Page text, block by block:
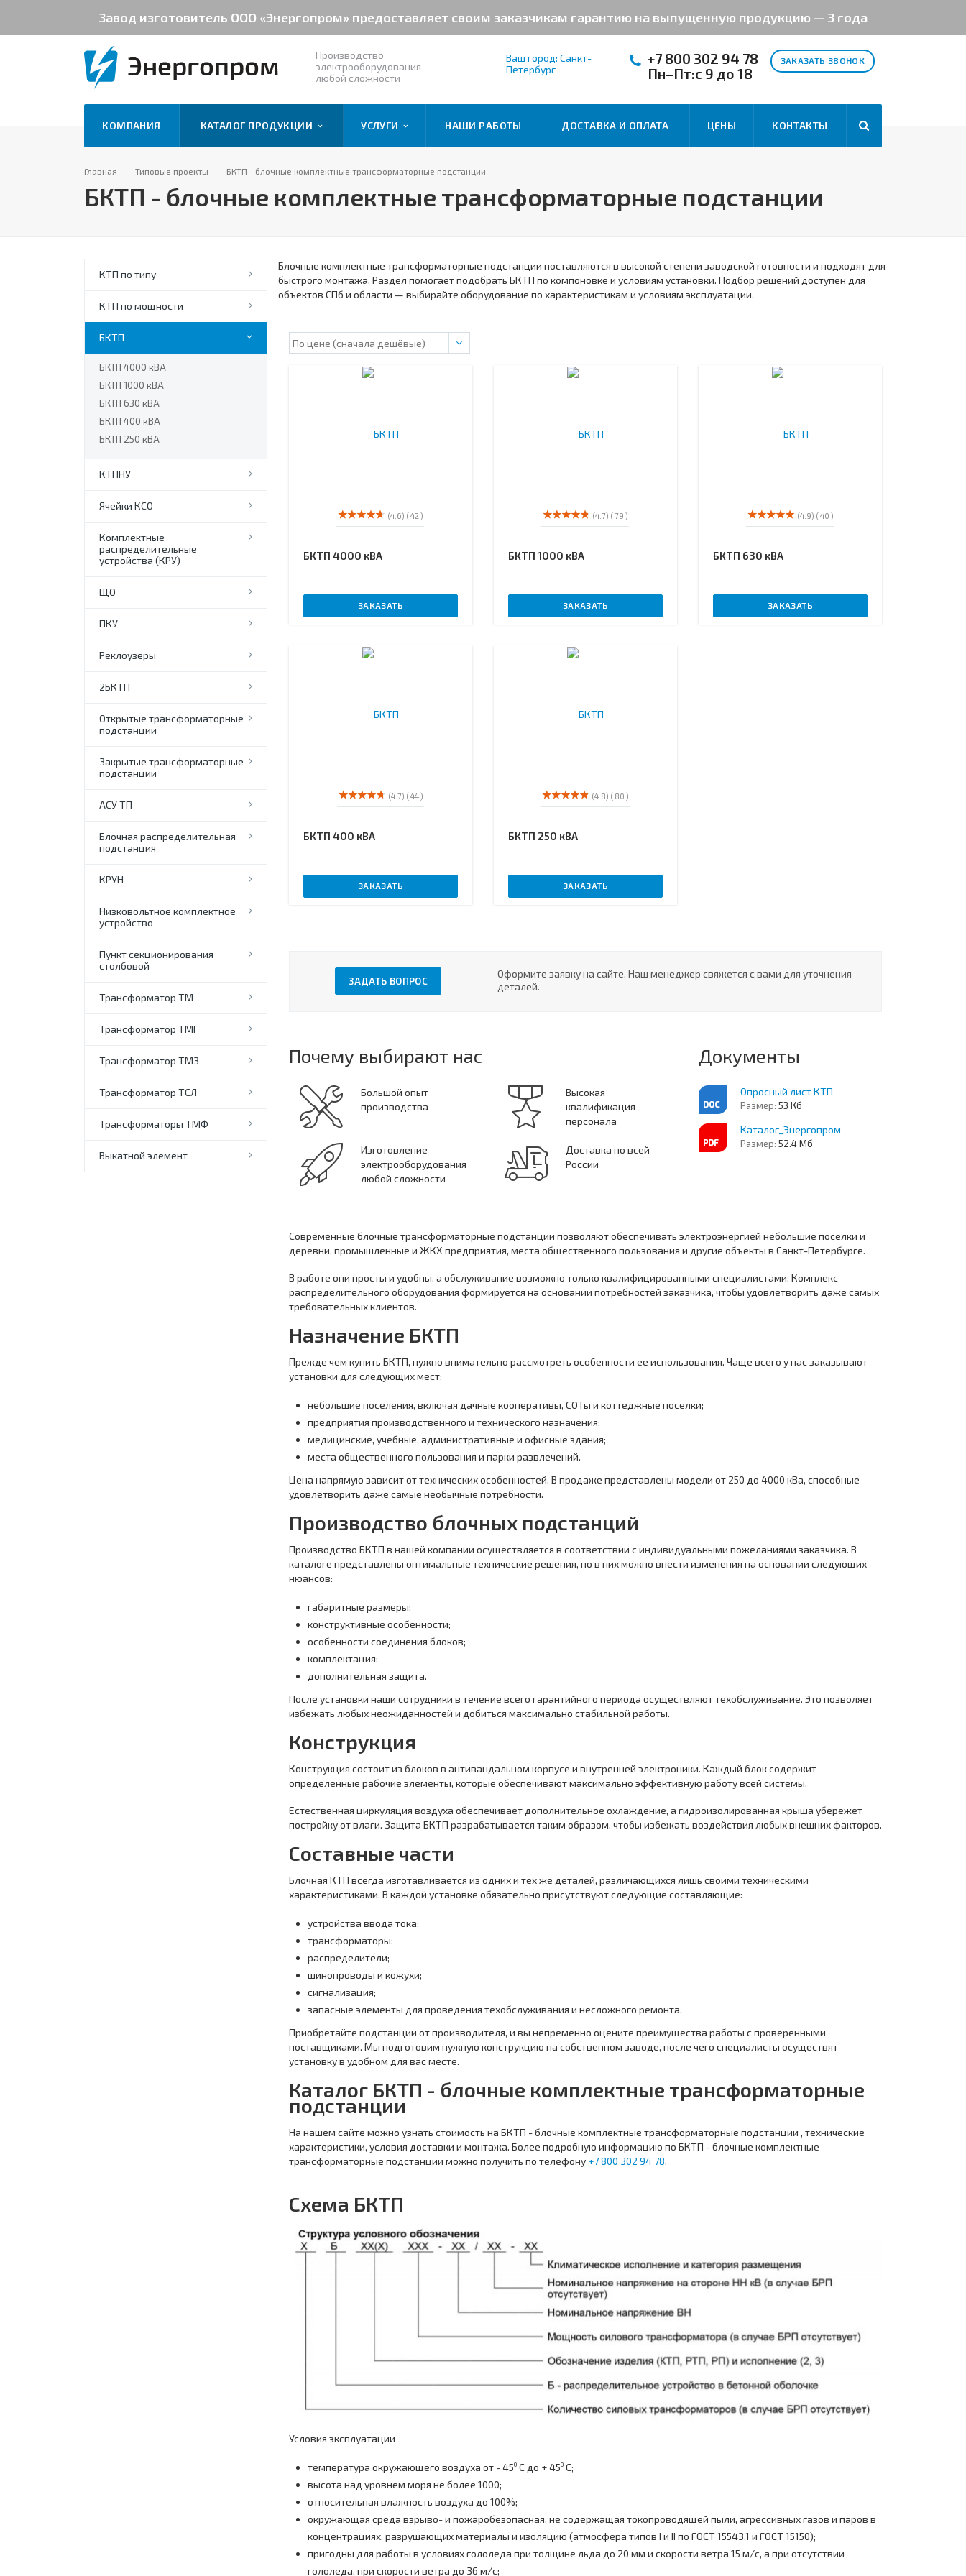
Завод изготовитель ООО «Энергопром» предоставляет своим заказчикам гарантию на выпущенную продукцию — 3 года
Производство
электрооборудования
любой сложности
ЗАКАЗАТЬ ЗВОНОК
Ваш город: Санкт-
Петербург
+7 800 302 94 78
Пн–Пт:с 9 до 18
КОМПАНИЯ КАТАЛОГ ПРОДУКЦИИ УСЛУГИ НАШИ РАБОТЫ ДОСТАВКА И ОПЛАТА ЦЕНЫ КОНТАКТЫ
Главная Типовые проекты БКТП - блочные комплектные трансформаторные подстанции
БКТП - блочные комплектные трансформаторные подстанции
КТП по типу
КТП по мощности
БКТП
БКТП 4000 кВА
БКТП 1000 кВА
БКТП 630 кВА
БКТП 400 кВА
БКТП 250 кВА
КТПНУ
Ячейки КСО
Комплектные
распределительные
устройства (КРУ)
ЩО
ПКУ
Реклоузеры
2БКТП
Открытые трансформаторные
подстанции
Закрытые трансформаторные
подстанции
АСУ ТП
Блочная распределительная
подстанция
КРУН
Низковольтное комплектное
устройство
Пункт секционирования
столбовой
Трансформатор ТМ
Трансформатор ТМГ
Трансформатор ТМЗ
Трансформатор ТСЛ
Трансформаторы ТМФ
Выкатной элемент
Блочные комплектные трансформаторные подстанции поставляются в высокой степени заводской готовности и подходят для
быстрого монтажа. Раздел помогает подобрать БКТП по компоновке и условиям установки. Подбор решений доступен для
объектов СПб и области — выбирайте оборудование по характеристикам и условиям эксплуатации.
(4.6) ( 42 )
БКТП 4000 кВА
ЗАКАЗАТЬ
(4.7) ( 79 )
БКТП 1000 кВА
ЗАКАЗАТЬ
(4.9) ( 40 )
БКТП 630 кВА
ЗАКАЗАТЬ
(4.7) ( 44 )
БКТП 400 кВА
ЗАКАЗАТЬ
(4.8) ( 80 )
БКТП 250 кВА
ЗАКАЗАТЬ
ЗАДАТЬ ВОПРОС
Оформите заявку на сайте. Наш менеджер свяжется с вами для уточнения
деталей.
Почему выбирают нас
Большой опыт
производства
Высокая
квалификация
персонала
Изготовление
электрооборудования
любой сложности
Доставка по всей
России
Документы
Опросный лист КТП
Размер: 53 Кб
Каталог_Энергопром
Размер: 52.4 Мб
Современные блочные трансформаторные подстанции позволяют обеспечивать электроэнергией небольшие поселки и
деревни, промышленные и ЖКХ предприятия, места общественного пользования и другие объекты в Санкт-Петербурге.
В работе они просты и удобны, а обслуживание возможно только квалифицированными специалистами. Комплекс
распределительного оборудования формируется на основании потребностей заказчика, чтобы удовлетворить даже самых
требовательных клиентов.
Назначение БКТП
Прежде чем купить БКТП, нужно внимательно рассмотреть особенности ее использования. Чаще всего у нас заказывают
установки для следующих мест:
небольшие поселения, включая дачные кооперативы, СОТы и коттеджные поселки;
предприятия производственного и технического назначения;
медицинские, учебные, административные и офисные здания;
места общественного пользования и парки развлечений.
Цена напрямую зависит от технических особенностей. В продаже представлены модели от 250 до 4000 кВа, способные
удовлетворить даже самые необычные потребности.
Производство блочных подстанций
Производство БКТП в нашей компании осуществляется в соответствии с индивидуальными пожеланиями заказчика. В
каталоге представлены оптимальные технические решения, но в них можно внести изменения на основании следующих
нюансов:
габаритные размеры;
конструктивные особенности;
особенности соединения блоков;
комплектация;
дополнительная защита.
После установки наши сотрудники в течение всего гарантийного периода осуществляют техобслуживание. Это позволяет
избежать любых неожиданностей и добиться максимально стабильной работы.
Конструкция
Конструкция состоит из блоков в антивандальном корпусе и внутренней электроники. Каждый блок содержит
определенные рабочие элементы, которые обеспечивают максимально эффективную работу всей системы.
Естественная циркуляция воздуха обеспечивает дополнительное охлаждение, а гидроизолированная крыша убережет
постройку от влаги. Защита БКТП разрабатывается таким образом, чтобы избежать воздействия любых внешних факторов.
Составные части
Блочная КТП всегда изготавливается из одних и тех же деталей, различающихся лишь своими техническими
характеристиками. В каждой установке обязательно присутствуют следующие составляющие:
устройства ввода тока;
трансформаторы;
распределители;
шинопроводы и кожухи;
сигнализация;
запасные элементы для проведения техобслуживания и несложного ремонта.
Приобретайте подстанции от производителя, и вы непременно оцените преимущества работы с проверенными
поставщиками. Мы подготовим нужную конструкцию на собственном заводе, после чего специалисты осуществят
установку в удобном для вас месте.
Каталог БКТП - блочные комплектные трансформаторные
подстанции
На нашем сайте можно узнать стоимость на БКТП - блочные комплектные трансформаторные подстанции , технические
характеристики, условия доставки и монтажа. Более подробную информацию по БКТП - блочные комплектные
трансформаторные подстанции можно получить по телефону +7 800 302 94 78.
Схема БКТП
Условия эксплуатации
температура окружающего воздуха от - 450 С до + 450 С;
высота над уровнем моря не более 1000;
относительная влажность воздуха до 100%;
окружающая среда взрыво- и пожаробезопасная, не содержащая токопроводящей пыли, агрессивных газов и паров в
концентрациях, разрушающих материалы и изоляцию (атмосфера типов I и II по ГОСТ 15543.1 и ГОСТ 15150);
пригодны для работы в условиях гололеда при толщине льда до 20 мм и скорости ветра 15 м/с, а при отсутствии
гололеда, при скорости ветра до 36 м/с;